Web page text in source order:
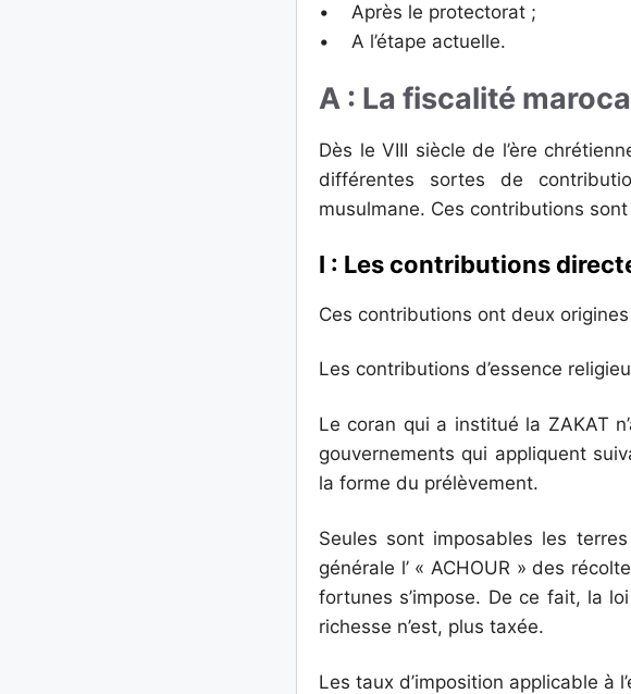
• Après le protectorat ;
• A l’étape actuelle.
A : La fiscalité
Dès le VIII siècle de l’ère
différentes sortes de
musulmane. Ces contributions
I : Les contributions
Ces contributions ont deux
Les contributions d’essence
Le coran qui a institué la ZAKAT
gouvernements qui appliquent
la forme du prélèvement.
Seules sont imposables les
générale l’ « ACHOUR » des
fortunes s’impose. De ce fait, la
richesse n’est, plus taxée.
Les taux d’imposition applicable à